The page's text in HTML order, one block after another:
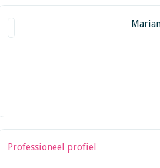
Professioneel profiel